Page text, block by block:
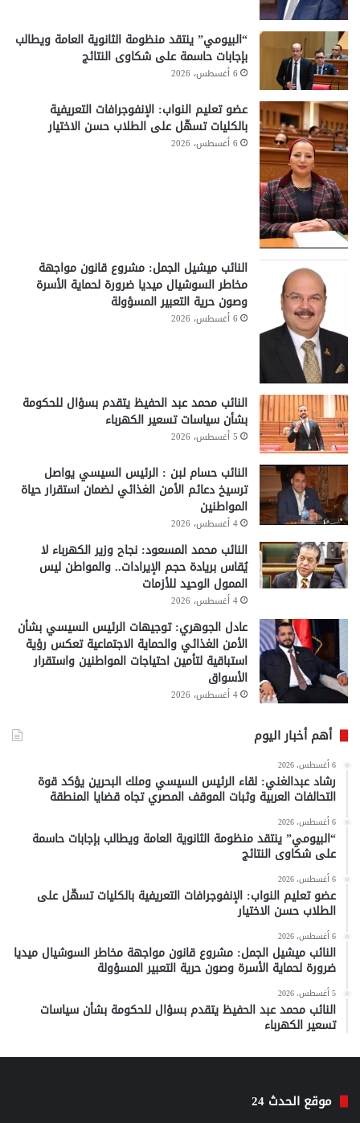
“البيومي” ينتقد منظومة الثانوية العامة ويطالب
بإجابات حاسمة على شكاوى النتائج
6 أغسطس، 2026
عضو تعليم النواب: الإنفوجرافات التعريفية
بالكليات تسهّل على الطلاب حسن الاختيار
6 أغسطس، 2026
النائب ميشيل الجمل: مشروع قانون مواجهة
مخاطر السوشيال ميديا ضرورة لحماية الأسرة
وصون حرية التعبير المسؤولة
6 أغسطس، 2026
النائب محمد عبد الحفيظ يتقدم بسؤال للحكومة
بشأن سياسات تسعير الكهرباء
5 أغسطس، 2026
النائب حسام لبن : الرئيس السيسي يواصل
ترسيخ دعائم الأمن الغذائي لضمان استقرار حياة
المواطنين
4 أغسطس، 2026
النائب محمد المسعود: نجاح وزير الكهرباء لا
يُقاس بريادة حجم الإيرادات.. والمواطن ليس
الممول الوحيد للأزمات
4 أغسطس، 2026
عادل الجوهري: توجيهات الرئيس السيسي بشأن
الأمن الغذائي والحماية الاجتماعية تعكس رؤية
استباقية لتأمين احتياجات المواطنين واستقرار
الأسواق
4 أغسطس، 2026
أهم أخبار اليوم
6 أغسطس، 2026
رشاد عبدالغني: لقاء الرئيس السيسي وملك البحرين يؤكد قوة
التحالفات العربية وثبات الموقف المصري تجاه قضايا المنطقة
6 أغسطس، 2026
“البيومي” ينتقد منظومة الثانوية العامة ويطالب بإجابات حاسمة
على شكاوى النتائج
6 أغسطس، 2026
عضو تعليم النواب: الإنفوجرافات التعريفية بالكليات تسهّل على
الطلاب حسن الاختيار
6 أغسطس، 2026
النائب ميشيل الجمل: مشروع قانون مواجهة مخاطر السوشيال ميديا
ضرورة لحماية الأسرة وصون حرية التعبير المسؤولة
5 أغسطس، 2026
النائب محمد عبد الحفيظ يتقدم بسؤال للحكومة بشأن سياسات
تسعير الكهرباء
موقع الحدث 24